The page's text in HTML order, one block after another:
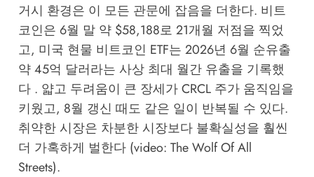
거시 환경은 이 모든 관문에 잡음을 더한다. 비트
코인은 6월 말 약 $58,188로 21개월 저점을 찍었
고, 미국 현물 비트코인 ETF는 2026년 6월 순유출
약 45억 달러라는 사상 최대 월간 유출을 기록했
다 . 얇고 두려움이 큰 장세가 CRCL 주가 움직임을
키웠고, 8월 갱신 때도 같은 일이 반복될 수 있다.
취약한 시장은 차분한 시장보다 불확실성을 훨씬
더 가혹하게 벌한다 (video: The Wolf Of All
Streets).